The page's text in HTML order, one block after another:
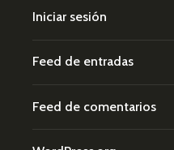
Iniciar sesión
Feed de entradas
Feed de comentarios